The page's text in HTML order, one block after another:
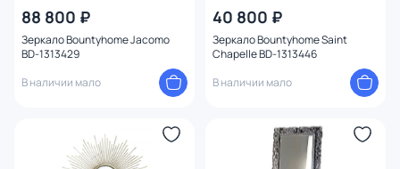
88 800 ₽
Зеркало Bountyhome Jacomo
BD-1313429
В наличии мало
40 800 ₽
Зеркало Bountyhome Saint
Chapelle BD-1313446
В наличии мало